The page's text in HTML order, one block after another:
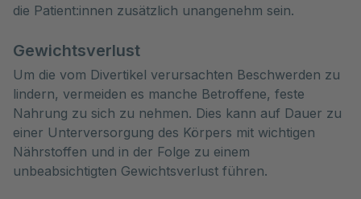
die Patient:innen zusätzlich unangenehm sein.
Gewichtsverlust
Um die vom Divertikel verursachten Beschwerden zu
lindern, vermeiden es manche Betroffene, feste
Nahrung zu sich zu nehmen. Dies kann auf Dauer zu
einer Unterversorgung des Körpers mit wichtigen
Nährstoffen und in der Folge zu einem
unbeabsichtigten Gewichtsverlust führen.